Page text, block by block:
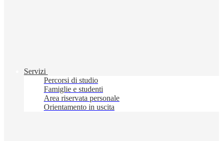
Servizi
Percorsi di studio
Famiglie e studenti
Area riservata personale
Orientamento in uscita